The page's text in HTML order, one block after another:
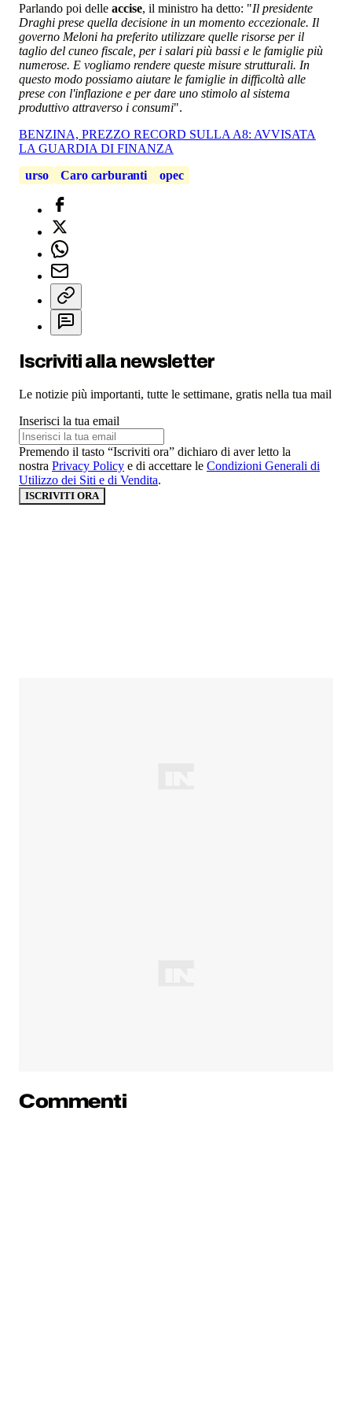
Parlando poi delle accise, il ministro ha detto: "Il presidente
Draghi prese quella decisione in un momento eccezionale. Il
governo Meloni ha preferito utilizzare quelle risorse per il
taglio del cuneo fiscale, per i salari più bassi e le famiglie più
numerose. E vogliamo rendere queste misure strutturali. In
questo modo possiamo aiutare le famiglie in difficoltà alle
prese con l'inflazione e per dare uno stimolo al sistema
produttivo attraverso i consumi".
BENZINA, PREZZO RECORD SULLA A8: AVVISATA
LA GUARDIA DI FINANZA
urso
Caro carburanti opec
Iscriviti alla newsletter
Le notizie più importanti, tutte le settimane, gratis nella tua mail
Inserisci la tua email
Premendo il tasto “Iscriviti ora” dichiaro di aver letto la
nostra Privacy Policy e di accettare le Condizioni Generali di
Utilizzo dei Siti e di Vendita.
ISCRIVITI ORA
Commenti